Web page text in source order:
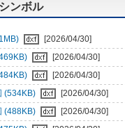
ンボル
[2026/04/30]
[2026/04/30]
[2026/04/30]
(534KB)
[2026/04/30]
(488KB)
[2026/04/30]